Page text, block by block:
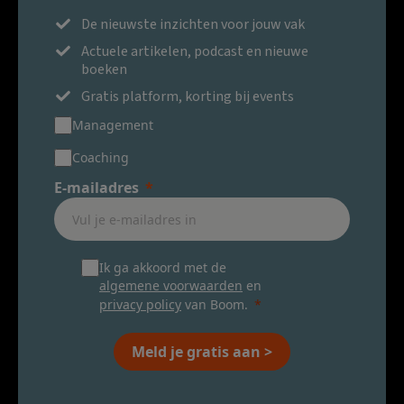
De nieuwste inzichten voor jouw vak
Actuele artikelen, podcast en nieuwe
boeken
Gratis platform, korting bij events
Management
Coaching
E-mailadres
Ik ga akkoord met de
algemene voorwaarden en
privacy policy van Boom.
Meld je gratis aan >